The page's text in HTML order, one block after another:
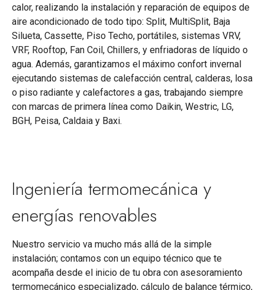
calor, realizando la instalación y reparación de equipos de
aire acondicionado de todo tipo: Split, MultiSplit, Baja
Silueta, Cassette, Piso Techo, portátiles, sistemas VRV,
VRF, Rooftop, Fan Coil, Chillers, y enfriadoras de líquido o
agua. Además, garantizamos el máximo confort invernal
ejecutando sistemas de calefacción central, calderas, losa
o piso radiante y calefactores a gas, trabajando siempre
con marcas de primera línea como Daikin, Westric, LG,
BGH, Peisa, Caldaia y Baxi.
Ingeniería termomecánica y
energías renovables
Nuestro servicio va mucho más allá de la simple
instalación; contamos con un equipo técnico que te
acompaña desde el inicio de tu obra con asesoramiento
termomecánico especializado, cálculo de balance térmico,